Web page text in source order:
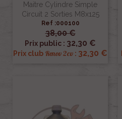
Maitre Cylindre Simple
Circuit 2 Sorties M8x125
Ref :000100
38,00 €
Prix public : 32,30 €
Prix club Renov 2cv : 32,30 €